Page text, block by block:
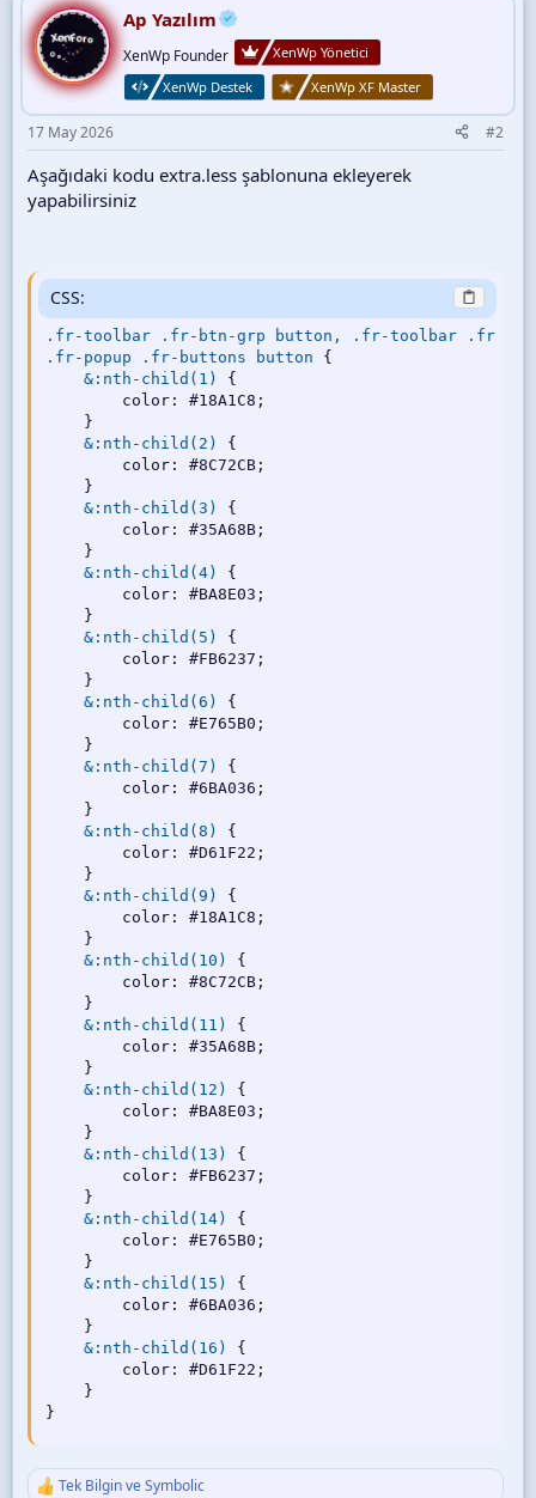
}
&:nth-child(4)
{
color : #BA8E03;
}
&:nth-child(5) {
color: #FB6237;
}
color: #E765B0;
}
}
&:nth-child(9)
{
color : #18A1C8
&:nth-child(10)
color : #8C72CB
&:nth-child(11)
Ap Yazılım
XenWp Founder
XenWp Yönetici
XenWp Destek
XenWp XF Master
17 May 2026 #2
Aşağıdaki kodu extra.less şablonuna ekleyerek
yapabilirsiniz
CSS:
.fr-toolbar .fr-btn-grp button, .fr-toolbar .fr-
.fr-popup .fr-buttons button
{
&:nth-child(1)
{
color : #18A1C8 ;
}
&:nth-child(2)
{
color : #8C72CB ;
}
&:nth-child(3)
{
color : #35A68B ;
}
&:nth-child(4)
{
color : #BA8E03 ;
}
&:nth-child(5)
{
color : #FB6237 ;
}
&:nth-child(6)
{
color : #E765B0 ;
}
&:nth-child(7)
{
color : #6BA036 ;
}
&:nth-child(8)
{
color : #D61F22 ;
}
&:nth-child(9)
{
color : #18A1C8 ;
}
&:nth-child(10)
{
color : #8C72CB ;
}
&:nth-child(11)
{
color : #35A68B ;
}
&:nth-child(12)
{
color : #BA8E03 ;
}
&:nth-child(13)
{
color : #FB6237 ;
}
&:nth-child(14)
{
color : #E765B0 ;
}
&:nth-child(15)
{
color : #6BA036 ;
}
&:nth-child(16)
{
color : #D61F22 ;
}
}
T
Tek BilginveSymbolic